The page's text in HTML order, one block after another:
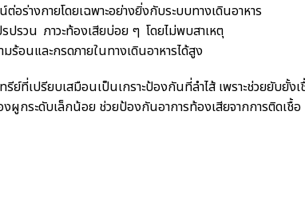
อร่างกายโดยเฉพาะอย่างยิ่งกับระบบทางเดินอาหาร
รวน ภาวะท้องเสียบ่อย ๆ โดยไม่พบสาเหตุ
อนและกรดภายในทางเดินอาหารได้สูง
ย์ที่เปรียบเสมือนเป็นเกราะป้องกันที่ลำไส้ เพราะช่วยยับยั้งเ
ผูกระดับเล็กน้อย ช่วยป้องกันอาการท้องเสียจากการติดเชื้อ